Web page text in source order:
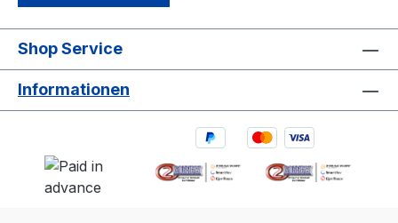
Shop Service
Informationen